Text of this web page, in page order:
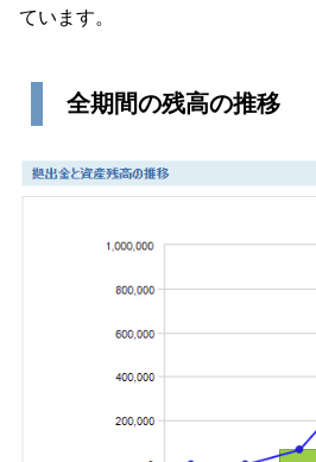
ています。
全期間の残高の推移